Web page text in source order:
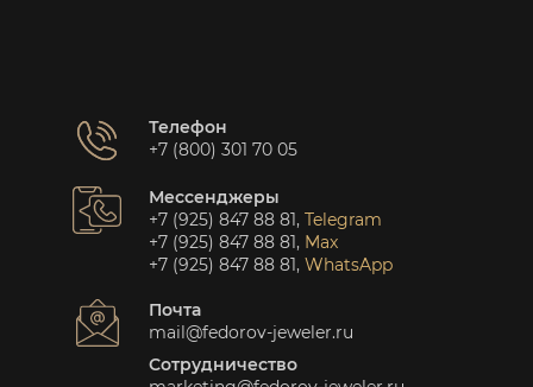
Телефон
+7 (800) 301 70 05
Мессенджеры
+7 (925) 847 88 81, Telegram
+7 (925) 847 88 81, Max
+7 (925) 847 88 81, WhatsApp
Почта
mail@fedorov-jeweler.ru
Сотрудничество